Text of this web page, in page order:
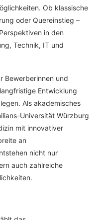
Ob klassische
oder Quereinstieg –
in den
Technik, IT und
Bewerberinnen und
Entwicklung
Als akademisches
Universität Würzburg
mit innovativer
an
nicht nur
auch zahlreiche